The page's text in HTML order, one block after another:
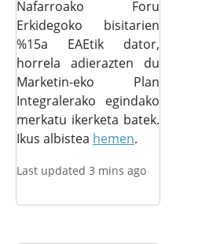
Nafarroako Foru
Erkidegoko bisitarien
%15a EAEtik dator,
horrela adierazten du
Marketin-eko Plan
Integralerako egindako
merkatu ikerketa batek.
Ikus albistea hemen.
Last updated 3 mins ago